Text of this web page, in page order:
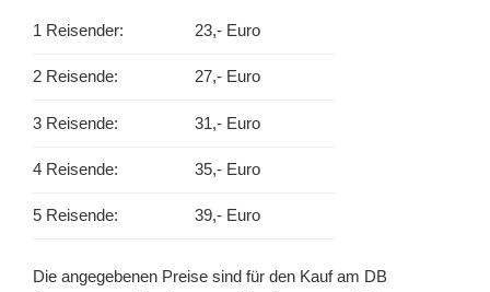
1 Reisender: 23,- Euro
2 Reisende: 27,- Euro
3 Reisende: 31,- Euro
4 Reisende: 35,- Euro
5 Reisende: 39,- Euro
Die angegebenen Preise sind für den Kauf am DB